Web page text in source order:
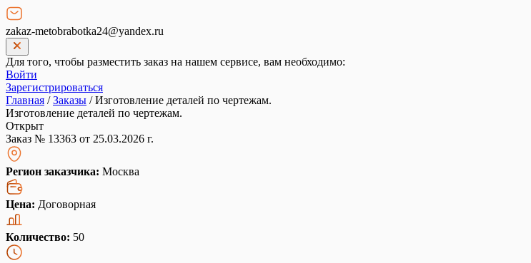
zakaz-metobrabotka24@yandex.ru
Для того, чтобы разместить заказ на нашем сервисе, вам необходимо:
Войти
Зарегистрироваться
Главная /Заказы /Изготовление деталей по чертежам.
Изготовление деталей по чертежам.
Открыт
Заказ № 13363 от 25.03.2026 г.
Регион заказчика: Москва
Цена: Договорная
Количество: 50